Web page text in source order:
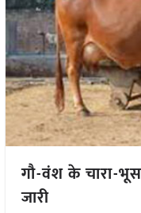
गौ-वंश के चारा-
जारी